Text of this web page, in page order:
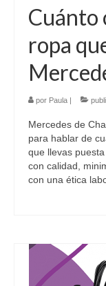
Cuánto
ropa
por Paula
Mercedes de
para hablar de
que llevas
con calidad,
con una ética